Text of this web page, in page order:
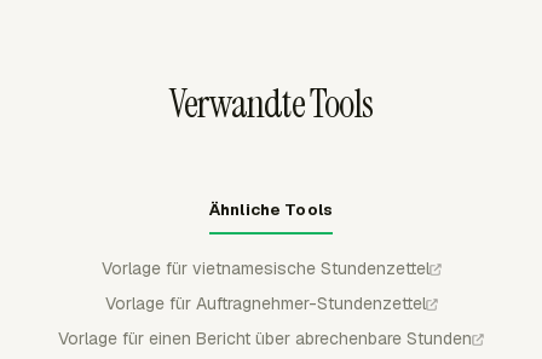
Verwandte Tools
Ähnliche Tools
Vorlage für vietnamesische Stundenzettel
Vorlage für Auftragnehmer-Stundenzettel
Vorlage für einen Bericht über abrechenbare Stunden